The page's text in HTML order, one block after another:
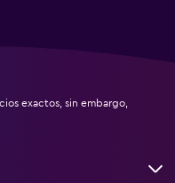
exactos, sin embargo,